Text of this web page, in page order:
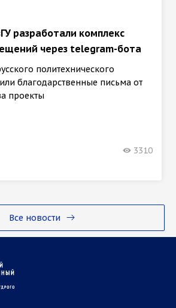
Все новости
разработали комплекс
через telegram-бота
политехнического
благодарственные письма от
проекты
3310